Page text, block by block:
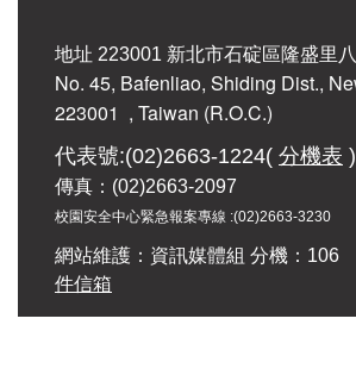
地址 223001 新北市石碇區隆盛里
No. 45, Bafenliao, Shiding Dist.,
223001 , Taiwan (R.O.C.)
代表號:(02)2663-1224( 分機表 )
傳真：(02)2663-2097
校園安全中心緊急報案專線 :(02)2663-3230
網站維護：資訊媒體組 分機：106
件信箱